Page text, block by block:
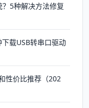
5种解决方法修复
载USB转串口驱动
性价比推荐（202